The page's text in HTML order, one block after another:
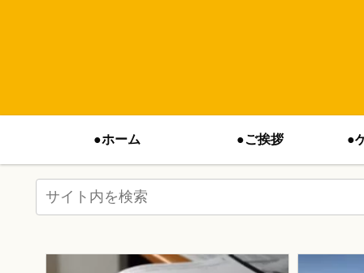
●ホーム ●ご挨拶 ●